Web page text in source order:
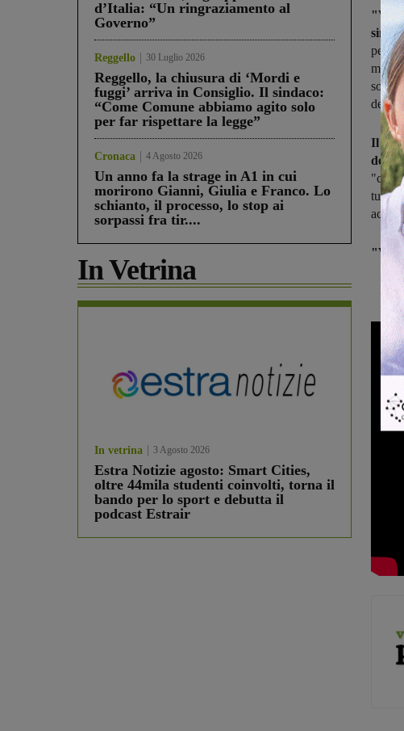
d’Italia: “Un ringraziamento al
Governo”
Reggello 30 Luglio 2026
Reggello, la chiusura di ‘Mordi e
fuggi’ arriva in Consiglio. Il sindaco:
“Come Comune abbiamo agito solo
per far rispettare la legge”
Cronaca 4 Agosto 2026
Un anno fa la strage in A1 in cui
morirono Gianni, Giulia e Franco. Lo
schianto, il processo, lo stop ai
sorpassi fra tir....
In Vetrina
In vetrina 3 Agosto 2026
Estra Notizie agosto: Smart Cities,
oltre 44mila studenti coinvolti, torna il
bando per lo sport e debutta il
podcast Estrair
per
Il